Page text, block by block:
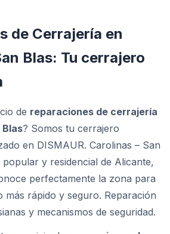
de Cerrajería en
Blas: Tu cerrajero
de reparaciones de cerrajería
Blas? Somos tu cerrajero
en DISMAUR. Carolinas – San
y residencial de Alicante,
perfectamente la zona para
más rápido y seguro. Reparación
y mecanismos de seguridad.